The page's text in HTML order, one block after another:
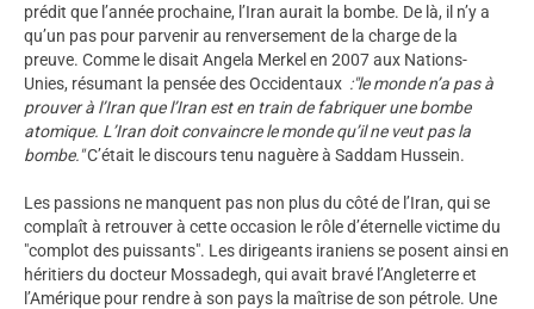
prédit que l’année prochaine, l’Iran aurait la bombe. De là, il n’y a
qu’un pas pour parvenir au renversement de la charge de la
preuve. Comme le disait Angela Merkel en 2007 aux Nations-
Unies, résumant la pensée des Occidentaux :"le monde n’a pas à
prouver à l’Iran que l’Iran est en train de fabriquer une bombe
atomique. L’Iran doit convaincre le monde qu’il ne veut pas la
bombe."C’était le discours tenu naguère à Saddam Hussein.
Les passions ne manquent pas non plus du côté de l’Iran, qui se
complaît à retrouver à cette occasion le rôle d’éternelle victime du
"complot des puissants". Les dirigeants iraniens se posent ainsi en
héritiers du docteur Mossadegh, qui avait bravé l’Angleterre et
l’Amérique pour rendre à son pays la maîtrise de son pétrole. Une